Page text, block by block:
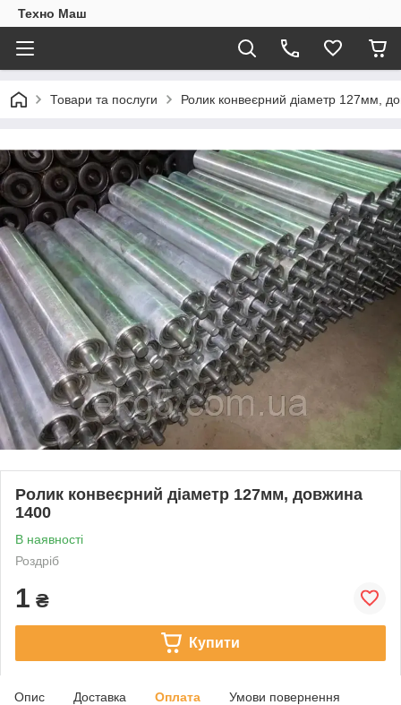
Техно Маш
Товари та послуги Ролик конвеєрний діаметр 127мм,
Ролик конвеєрний діаметр 127мм, довжина
1400
В наявності
Роздріб
1 ₴
Купити
Опис Доставка Оплата Умови повернення